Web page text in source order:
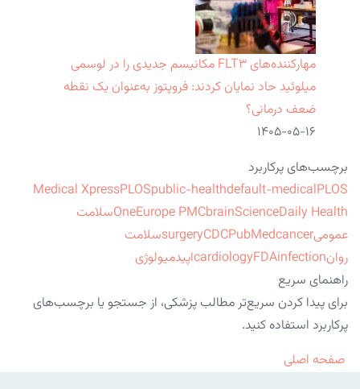
مهارکننده‌های FLT۳ مکانیسم جدیدی را در لوسمی
میلوئید حاد نمایان کردند: فروپتوز به‌عنوان یک نقطه
ضعف درمانی؟
۱۴۰۵-۰۵-۱۶
برچسب‌های پرکاربرد
Medical XpressPLOSpublic-healthdefault-medicalPLOS
OneEurope PMCbrainScienceDaily Health
سلامت
عمومی
surgeryCDCPubMedcancer
سلامت
روان
cardiologyFDAinfection
اپیدمیولوژی
راهنمای سریع
برای پیدا کردن سریع‌تر مطالب پزشکی، از جستجو یا برچسب‌های
پرکاربرد استفاده کنید.
صفحه اصلی